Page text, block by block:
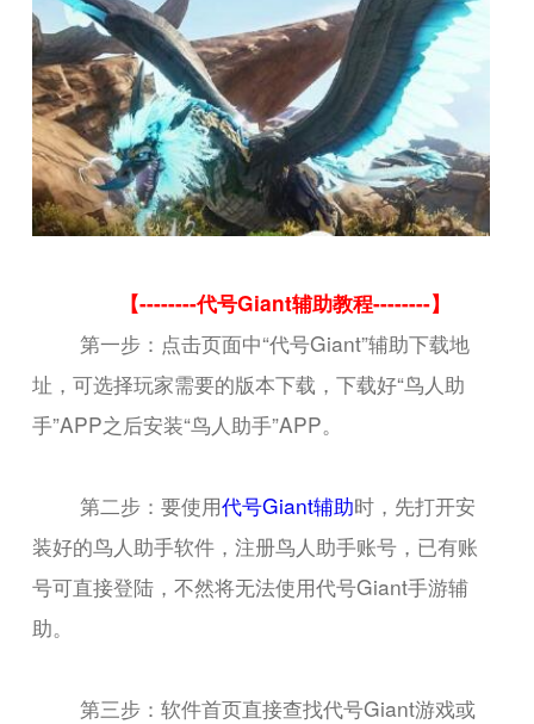
【--------代号Giant辅助教程--------】
第一步：点击页面中“代号Giant”辅助下载地
址，可选择玩家需要的版本下载，下载好“鸟人助
手”APP之后安装“鸟人助手”APP。
第二步：要使用代号Giant辅助时，先打开安
装好的鸟人助手软件，注册鸟人助手账号，已有账
号可直接登陆，不然将无法使用代号Giant手游辅
助。
第三步：软件首页直接查找代号Giant游戏或